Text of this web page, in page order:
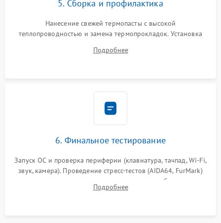
5. Сборка и профилактика
Нанесение свежей термопасты с высокой
теплопроводностью и замена термопрокладок. Установка
шлейфов, модулей памяти и накопителей. Предварительная
Подробнее
6. Финальное тестирование
Запуск ОС и проверка периферии (клавиатура, тачпад, Wi-Fi,
звук, камера). Проведение стресс-тестов (AIDA64, FurMark)
для контроля температурного режима и стабильности
системы под пиковой нагрузкой.
Подробнее